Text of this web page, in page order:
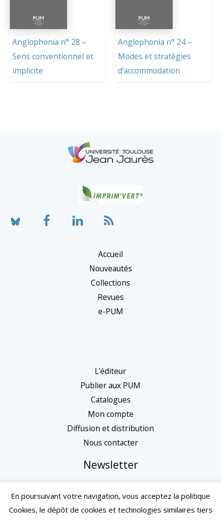
Anglophonia n° 28 –
Sens conventionnel et
implicite
Anglophonia n° 24 –
Modes et stratégies
d’accommodation
Accueil
Nouveautés
Collections
Revues
e-PUM
L'éditeur
Publier aux PUM
Catalogues
Mon compte
Diffusion et distribution
Nous contacter
Newsletter
En poursuivant votre navigation, vous acceptez la politique
Cookies, le dépôt de cookies et technologies similaires tiers